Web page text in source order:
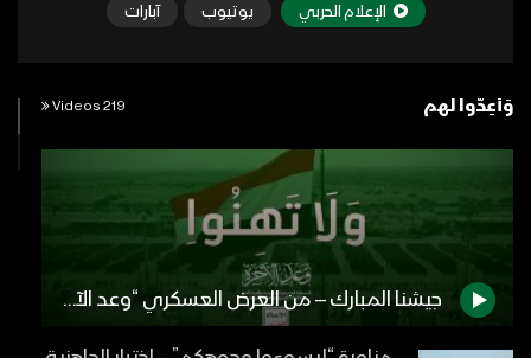
الإعلام الحربي يوتيوب آبارات
وَأَعِدُّوا لهم 219 Videos
جيشنا المبارك – من العرض العسكري “وعد الآخرة” – ولاتهنوا